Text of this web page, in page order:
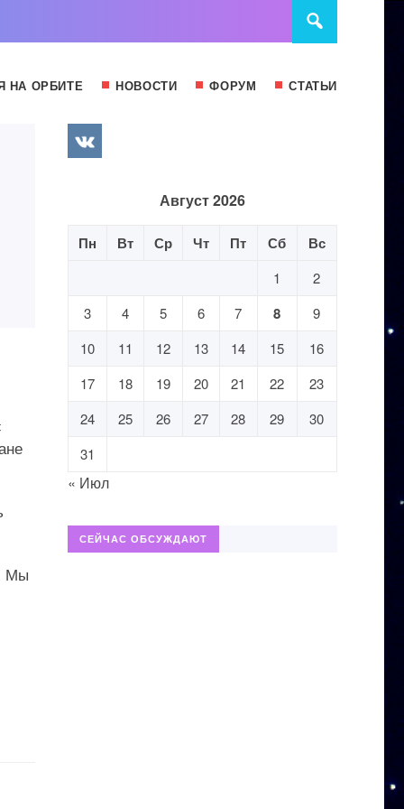
НА ОРБИТЕ НОВОСТИ ФОРУМ СТАТЬИ
Мы
Август 2026
Пн Вт Ср Чт Пт Сб Вс
1
2
3
4 5 6 7 8
9
10
11 12 13 14 15
16
17
18 19 20 21 22
23
24
25 26 27 28 29
30
31
« Июл
СЕЙЧАС ОБСУЖДАЮТ